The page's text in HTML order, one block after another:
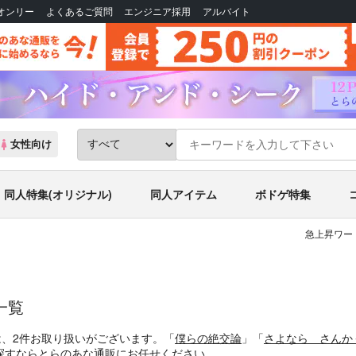
ンリー よくあるご質問 エンジニア採用 アルバイト
女性向け
同人特集(オリジナル) 同人アイテム ボドゲ特集
急上昇ワー
覧
2件お取り扱いがございます。「僕らの絶交論 」「さよなら さん
ならとらのあな通販にお任せください。